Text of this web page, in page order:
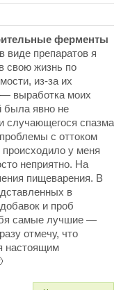
ферменты
виде препаратов я
свою жизнь по
из-за их
— выработка моих
была явно не
случающегося спазма
с оттоком
у меня
неприятно. На
пищеварения. В
в
и проб
самые лучшие —
отмечу, что
настоящим